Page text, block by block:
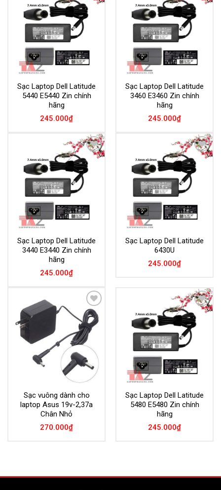
Add to
Wishlist
Sạc Laptop Dell Latitude
5440 E5440 Zin chính
hãng
245.000₫
Add to
Wishlist
Sạc Laptop Dell Latitude
3460 E3460 Zin chính
hãng
245.000₫
Add to
Wishlist
Sạc Laptop Dell Latitude
3440 E3440 Zin chính
hãng
245.000₫
Add to
Wishlist
Sạc Laptop Dell Latitude
6430U
245.000₫
Add to
Wishlist
Sạc vuông dành cho
laptop Asus 19v-2,37a
Chân Nhỏ
270.000₫
Add to
Wishlist
Sạc Laptop Dell Latitude
5480 E5480 Zin chính
hãng
245.000₫